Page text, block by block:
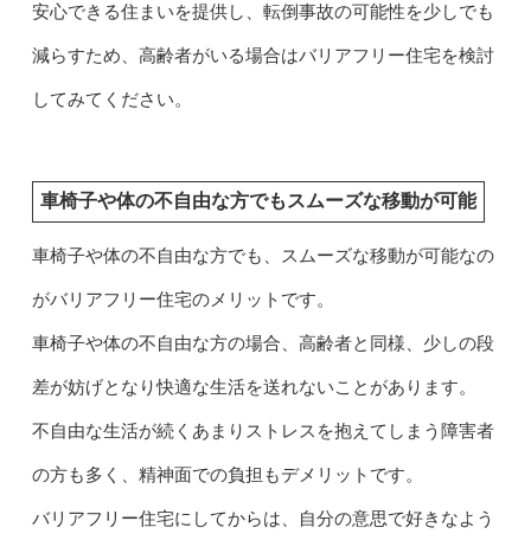
安心できる住まいを提供し、転倒事故の可能性を少しでも
減らすため、高齢者がいる場合はバリアフリー住宅を検討
してみてください。
車椅子や体の不自由な方でもスムーズな移動が可能
車椅子や体の不自由な方でも、スムーズな移動が可能なの
がバリアフリー住宅のメリットです。
車椅子や体の不自由な方の場合、高齢者と同様、少しの段
差が妨げとなり快適な生活を送れないことがあります。
不自由な生活が続くあまりストレスを抱えてしまう障害者
の方も多く、精神面での負担もデメリットです。
バリアフリー住宅にしてからは、自分の意思で好きなよう